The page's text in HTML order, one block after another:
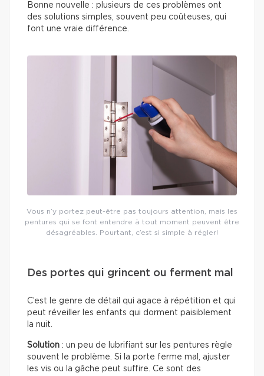
Bonne nouvelle : plusieurs de ces problèmes ont
des solutions simples, souvent peu coûteuses, qui
font une vraie différence.
Vous n’y portez peut-être pas toujours attention, mais les
pentures qui se font entendre à tout moment peuvent être
désagréables. Pourtant, c’est si simple à régler!
Des portes qui grincent ou ferment mal
C’est le genre de détail qui agace à répétition et qui
peut réveiller les enfants qui dorment paisiblement
la nuit.
Solution : un peu de lubrifiant sur les pentures règle
souvent le problème. Si la porte ferme mal, ajuster
les vis ou la gâche peut suffire. Ce sont des